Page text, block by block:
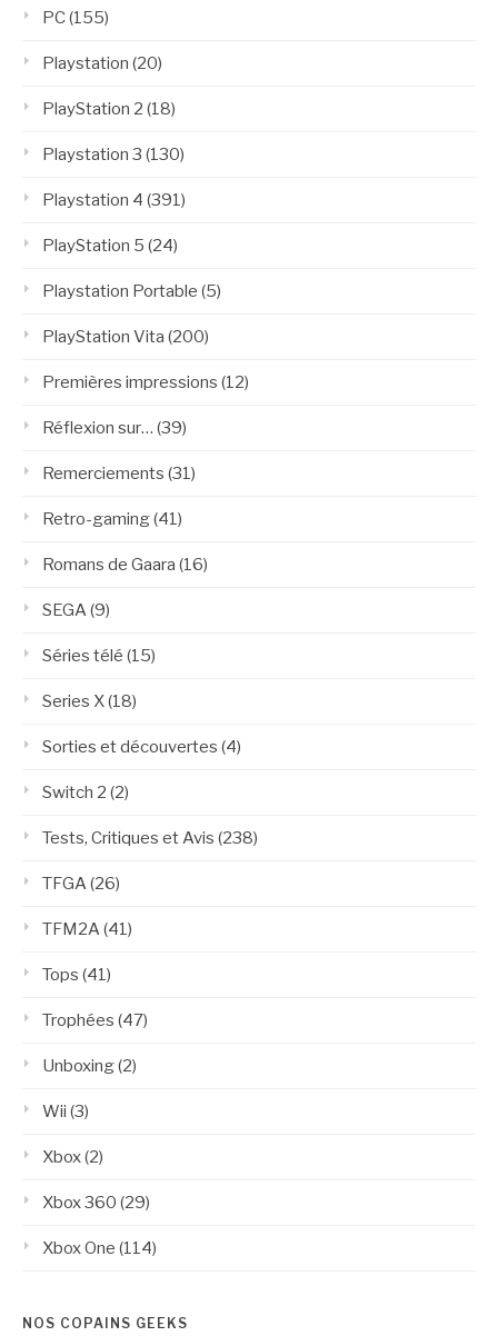
PC(155)
Playstation (20)
PlayStation 2 (18)
Playstation 3 (130)
Playstation 4 (391)
PlayStation 5 (24)
Playstation Portable (5)
PlayStation Vita (200)
Premières impressions (12)
Réflexion sur… (39)
Remerciements (31)
Retro-gaming(41)
Romans de Gaara (16)
SEGA(9)
Séries télé (15)
Series X(18)
Sorties et découvertes (4)
Switch 2 (2)
Tests, Critiques et Avis (238)
TFGA(26)
TFM2A(41)
Tops (41)
Trophées (47)
Unboxing(2)
Wii (3)
Xbox(2)
Xbox 360 (29)
Xbox One (114)
NOS COPAINS GEEKS